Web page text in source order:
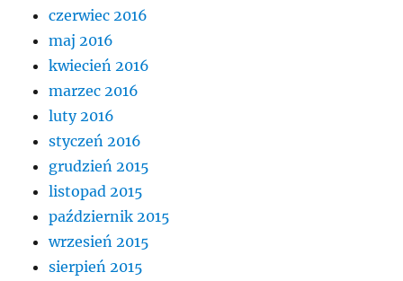
czerwiec 2016
maj 2016
kwiecień 2016
marzec 2016
luty 2016
styczeń 2016
grudzień 2015
listopad 2015
październik 2015
wrzesień 2015
sierpień 2015